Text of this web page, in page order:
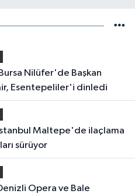
Esentepeliler'i dinledi
sürüyor